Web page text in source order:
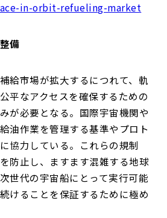
in-orbit-refueling-market
備
給市場が拡大するにつれて、軌
平なアクセスを確保するための
が必要となる。国際宇宙機関や
油作業を管理する基準やプロト
協力している。これらの規制
防止し、ますます混雑する地球
世代の宇宙船にとって実行可能
けることを保証するために極め